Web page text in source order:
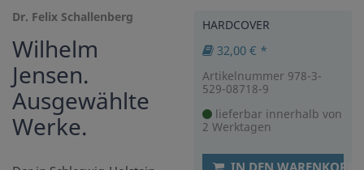
Dr. Felix Schallenberg
Wilhelm
Jensen.
Ausgewählte
Werke.
HARDCOVER
32,00 € *
Artikelnummer 978-3-
529-08718-9
lieferbar innerhalb von
2 Werktagen